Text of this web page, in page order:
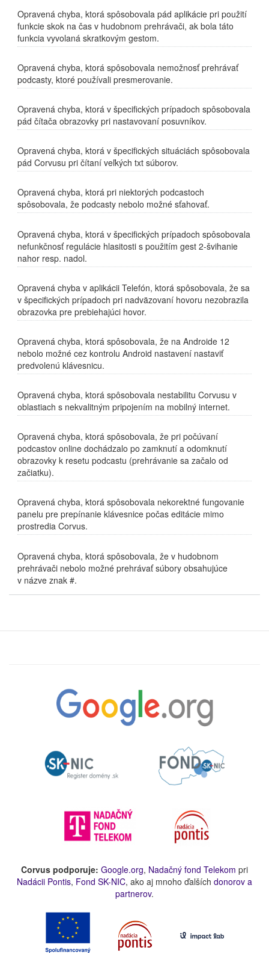
Opravená chyba, ktorá spôsobovala pád aplikácie pri použití
funkcie skok na čas v hudobnom prehrávači, ak bola táto
funkcia vyvolaná skratkovým gestom.
Opravená chyba, ktorá spôsobovala nemožnosť prehrávať
podcasty, ktoré používali presmerovanie.
Opravená chyba, ktorá v špecifických prípadoch spôsobovala
pád čítača obrazovky pri nastavovaní posuvníkov.
Opravená chyba, ktorá v špecifických situáciách spôsobovala
pád Corvusu pri čítaní veľkých txt súborov.
Opravená chyba, ktorá pri niektorých podcastoch
spôsobovala, že podcasty nebolo možné sťahovať.
Opravená chyba, ktorá v špecifických prípadoch spôsobovala
nefunkčnosť regulácie hlasitosti s použitím gest 2-švihanie
nahor resp. nadol.
Opravená chyba v aplikácii Telefón, ktorá spôsobovala, že sa
v špecifických prípadoch pri nadväzovaní hovoru nezobrazila
obrazovka pre prebiehajúci hovor.
Opravená chyba, ktorá spôsobovala, že na Androide 12
nebolo možné cez kontrolu Android nastavení nastaviť
predvolenú klávesnicu.
Opravená chyba, ktorá spôsobovala nestabilitu Corvusu v
oblastiach s nekvalitným pripojením na mobilný internet.
Opravená chyba, ktorá spôsobovala, že pri počúvaní
podcastov online dochádzalo po zamknutí a odomknutí
obrazovky k resetu podcastu (prehrávanie sa začalo od
začiatku).
Opravená chyba, ktorá spôsobovala nekorektné fungovanie
panelu pre prepínanie klávesnice počas editácie mimo
prostredia Corvus.
Opravená chyba, ktorá spôsobovala, že v hudobnom
prehrávači nebolo možné prehrávať súbory obsahujúce
v názve znak #.
Corvus podporuje: Google.org, Nadačný fond Telekom pri
Nadácii Pontis, Fond SK-NIC, ako aj mnoho ďalších donorov a
partnerov.